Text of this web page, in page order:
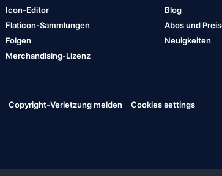
Icon-Editor
Flaticon-Sammlungen
Folgen
Merchandising-Lizenz
Blog
Abos und
Neuigkeiten
Copyright-Verletzung melden Cookies settings